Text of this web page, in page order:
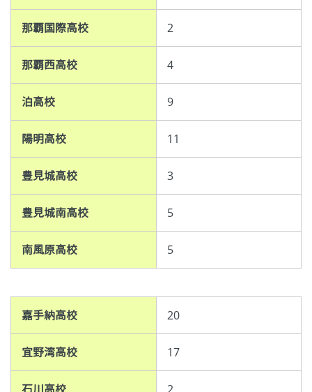
那覇国際高校 2
那覇西高校 4
泊高校 9
陽明高校 11
豊見城高校 3
豊見城南高校 5
南風原高校 5
嘉手納高校 20
宜野湾高校 17